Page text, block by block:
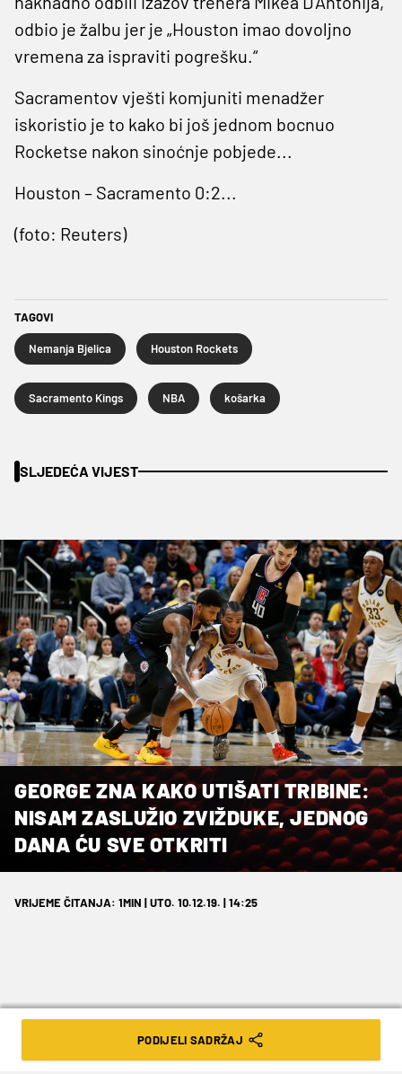
odbio je žalbu jer je „Houston imao dovoljno
vremena za ispraviti pogrešku.“
Sacramentov vješti komjuniti menadžer
iskoristio je to kako bi još jednom bocnuo
Rocketse nakon sinoćnje pobjede...
Houston – Sacramento 0:2...
(foto: Reuters)
TAGOVI
Nemanja Bjelica Houston Rockets
Sacramento Kings NBA košarka
SLJEDEĆA VIJEST
GEORGE ZNA KAKO UTIŠATI TRIBINE:
NISAM ZASLUŽIO ZVIŽDUKE, JEDNOG
DANA ĆU SVE OTKRITI
VRIJEME ČITANJA: 1MIN | UTO. 10.12.19. | 14:25
Indianapolis mu ne može oprostiti
PODIJELI SADRŽAJ